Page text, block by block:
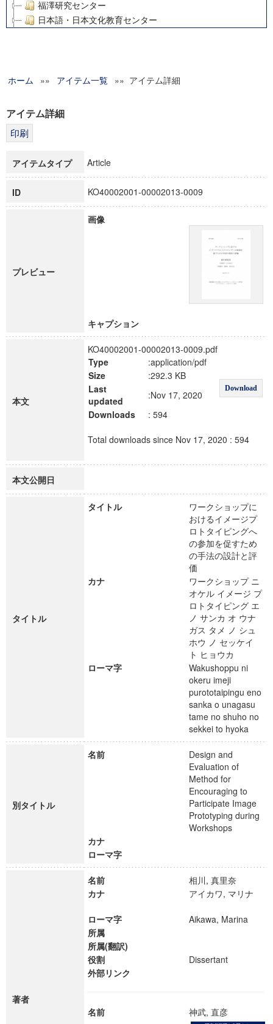
福澤研究センター
日本語・日本文化教育センター
グローバルリサーチインスティテュート
科学研究費補助金研究成果報告書
博士課程教育リーディングプログラム「超成熟社会発展のサ
ホーム »» アイテム一覧 »» アイテム詳細
アイテム詳細
アイテムタイプ Article
ID KO40002001-00002013-0009
プレビュー
画像
キャプション
本文
KO40002001-00002013-0009.pdf
Type
:application/pdf
Download
Size
:292.3 KB
Last
updated
:Nov 17, 2020
Downloads
: 594
Total downloads since Nov 17, 2020 : 594
本文公開日
タイトル
タイトル
ワークショップに
おけるイメージプ
ロトタイピングへ
の参加を促すため
の手法の設計と評
価
カナ
ワークショップ ニ
オケル イメージ プ
ロトタイピング エ
ノ サンカ オ ウナ
ガス タメ ノ シュ
ホウ ノ セッケイ
ト ヒョウカ
ローマ字
Wakushoppu ni
okeru imeji
purototaipingu eno
sanka o unagasu
tame no shuho no
sekkei to hyoka
別タイトル
名前
Design and
Evaluation of
Method for
Encouraging to
Participate Image
Prototyping during
Workshops
カナ
ローマ字
著者
名前
相川, 真里奈
カナ
アイカワ, マリナ
ローマ字
Aikawa, Marina
所属
所属(翻訳)
役割
Dissertant
外部リンク
名前 神武, 直彦